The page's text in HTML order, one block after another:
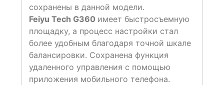
сохранены в данной модели.
Feiyu Tech G360 имеет быстросъемную
площадку, а процесс настройки стал
более удобным благодаря точной шкале
балансировки. Сохранена функция
удаленного управления с помощью
приложения мобильного телефона.